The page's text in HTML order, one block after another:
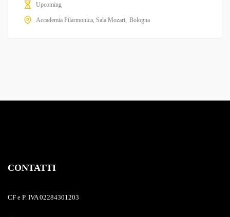
Upcoming
Accademia Filarmonica, Sala Mozart Bologna
CONTATTI
CF e P. IVA 02284301203